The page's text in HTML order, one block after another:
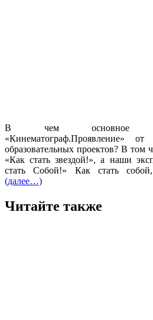
В чем основное
«Кинематограф.Проявление»
образовательных проектов? В том
«Как стать звездой!», а наши
стать Собой!» Как стать
(далее…)
Читайте также